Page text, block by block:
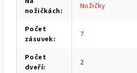
nožičkách: Nožičky
Počet
zásuvek: 7
Počet
dveří: 2